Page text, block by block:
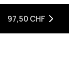
97,50 CHF